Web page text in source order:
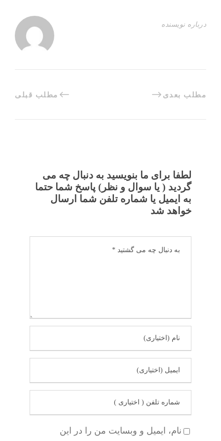
درباره نویسنده
مطلب قبلی مطلب بعدی
لطفا برای ما بنویسید به دنبال چه می
گردید ( یا سوال و نظر) پاسخ شما حتما
به ایمیل یا شماره تلفن شما ارسال
خواهد شد
نام، ایمیل و وبسایت من را در این